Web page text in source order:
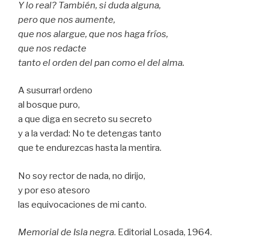
Y lo real? También, si duda alguna,
pero que nos aumente,
que nos alargue, que nos haga fríos,
que nos redacte
tanto el orden del pan como el del alma.
A susurrar! ordeno
al bosque puro,
a que diga en secreto su secreto
y a la verdad: No te detengas tanto
que te endurezcas hasta la mentira.
No soy rector de nada, no dirijo,
y por eso atesoro
las equivocaciones de mi canto.
Memorial de Isla negra. Editorial Losada, 1964.